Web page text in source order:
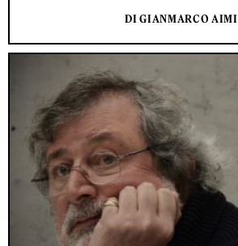
DI GIANMARCO AIMI